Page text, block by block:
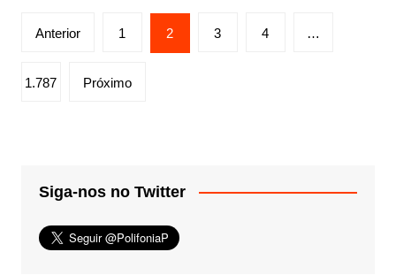
Paginação
posts
Anterior 1 2 3 4 …
1.787 Próximo
Siga-nos no Twitter